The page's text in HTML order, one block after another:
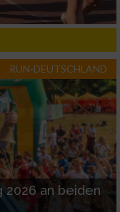
RUN-DEUTSCHLAND
2026 an beiden